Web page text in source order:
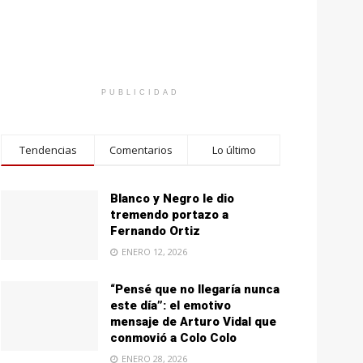
PUBLICIDAD
Tendencias Comentarios Lo último
Blanco y Negro le dio
tremendo portazo a
Fernando Ortiz
ENERO 12, 2026
“Pensé que no llegaría nunca
este día”: el emotivo
mensaje de Arturo Vidal que
conmovió a Colo Colo
ENERO 28, 2026